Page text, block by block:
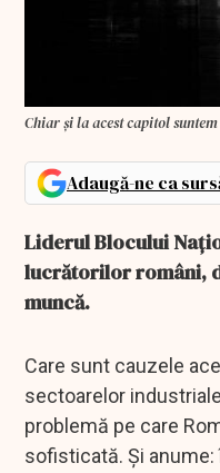
Chiar și la acest capitol
Adaugă-ne ca
Liderul Blocului
lucrătorilor români,
muncă.
Care sunt cauzele
sectoarelor
problemă pe care
sofisticată. Și